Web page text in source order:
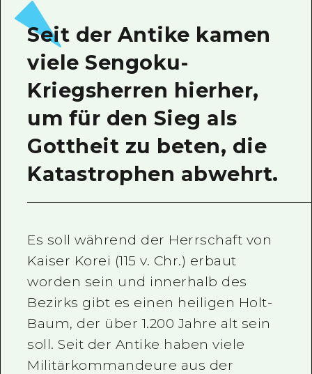
Foto-Download
Transportinformationen bei
Seit der Antike kamen
viele Sengoku-
Kriegsherren hierher,
um für den Sieg als
Gottheit zu beten, die
Katastrophen abwehrt.
Es soll während der Herrschaft von
Kaiser Korei (115 v. Chr.) erbaut
worden sein und innerhalb des
Bezirks gibt es einen heiligen Holt-
Baum, der über 1.200 Jahre alt sein
soll. Seit der Antike haben viele
Militärkommandeure aus der